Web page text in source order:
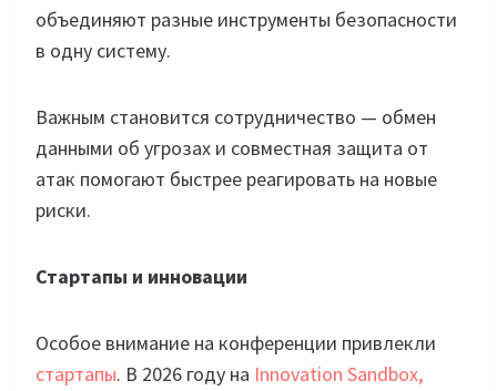
объединяют разные инструменты безопасности
в одну систему.
Важным становится сотрудничество — обмен
данными об угрозах и совместная защита от
атак помогают быстрее реагировать на новые
риски.
Стартапы и инновации
Особое внимание на конференции привлекли
стартапы. В 2026 году на Innovation Sandbox,